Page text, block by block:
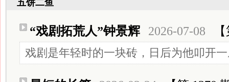
五饼二鱼
“戏剧拓荒人”钟景辉 2026-07-08
戏剧是年轻时的一块砖，日后为他叩开